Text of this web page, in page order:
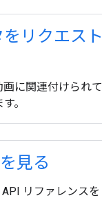
リクエスト
に関連付けられて
。
見る
リファレンスを